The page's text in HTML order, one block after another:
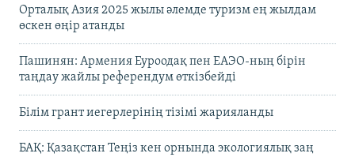
Орталық Азия 2025 жылы әлемде туризм ең жылдам
өскен өңір атанды
Пашинян: Армения Еуроодақ пен ЕАЭО-ның бірін
таңдау жайлы референдум өткізбейді
Білім грант иегерлерінің тізімі жарияланды
БАҚ: Қазақстан Теңіз кен орнында экологиялық заң